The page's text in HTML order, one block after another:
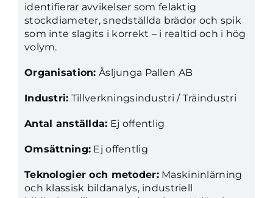
identifierar avvikelser som felaktig
stockdiameter, snedställda brädor och spik
som inte slagits i korrekt – i realtid och i hög
volym.
Organisation: Åsljunga Pallen AB
Industri: Tillverkningsindustri / Träindustri
Antal anställda: Ej offentlig
Omsättning: Ej offentlig
Teknologier och metoder:Maskininlärning
och klassisk bildanalys, industriell